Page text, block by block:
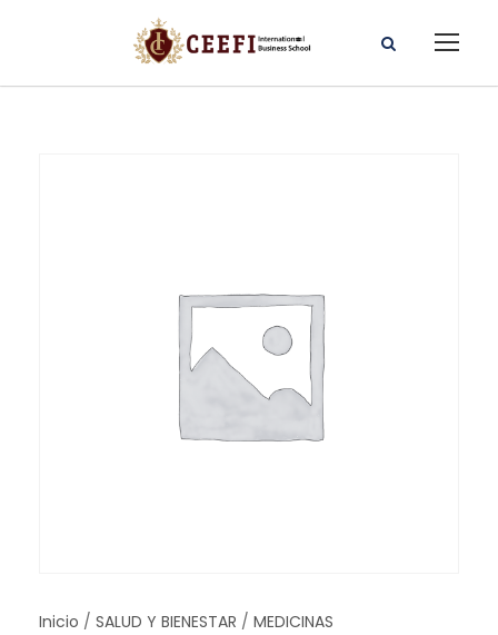
Inicio / SALUD Y BIENESTAR / MEDICINAS